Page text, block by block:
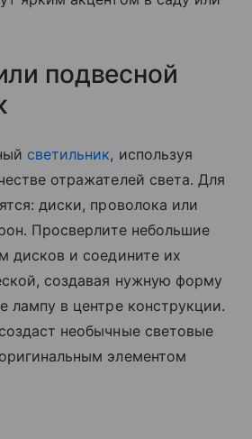
подвесной
светильник, используя
отражателей света. Для
диски, проволока или
Просверлите небольшие
дисков и соедините их
создавая нужную форму
лампу в центре конструкции.
необычные световые
элементом